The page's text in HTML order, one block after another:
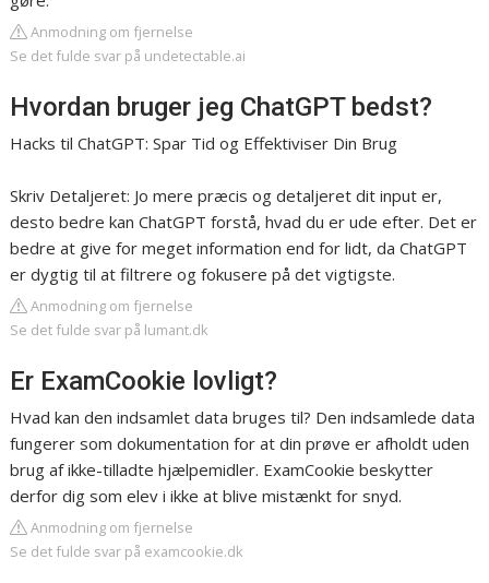
Anmodning om fjernelse
Se det fulde svar på undetectable.ai
Hvordan bruger jeg ChatGPT bedst?
Hacks til ChatGPT: Spar Tid og Effektiviser Din Brug
Skriv Detaljeret: Jo mere præcis og detaljeret dit input er,
desto bedre kan ChatGPT forstå, hvad du er ude efter. Det er
bedre at give for meget information end for lidt, da ChatGPT
er dygtig til at filtrere og fokusere på det vigtigste.
Anmodning om fjernelse
Se det fulde svar på lumant.dk
Er ExamCookie lovligt?
Hvad kan den indsamlet data bruges til? Den indsamlede data
fungerer som dokumentation for at din prøve er afholdt uden
brug af ikke-tilladte hjælpemidler. ExamCookie beskytter
derfor dig som elev i ikke at blive mistænkt for snyd.
Anmodning om fjernelse
Se det fulde svar på examcookie.dk